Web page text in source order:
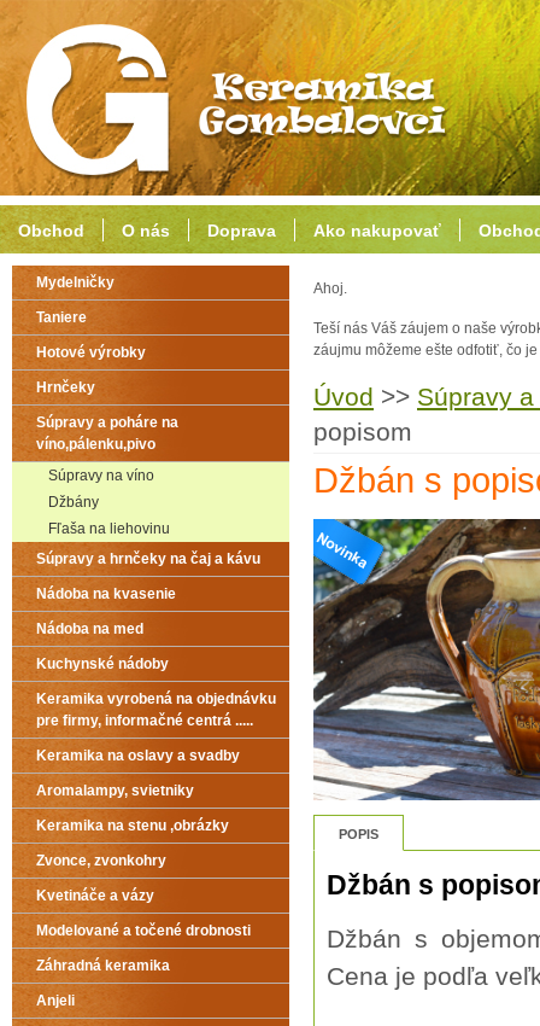
Ahoj.
Teší nás Váš záujem o naše
záujmu môžeme ešte odfotiť, čo
Úvod >> Súpravy
popisom
Džbán s
POPIS
Džbán s
Džbán s
Cena je podľa
Mydelničky
Taniere
Hotové výrobky
Hrnčeky
Súpravy a poháre na
víno,pálenku,pivo
Súpravy na víno
Džbány
Fľaša na liehovinu
Súpravy a hrnčeky na čaj a kávu
Nádoba na kvasenie
Nádoba na med
Kuchynské nádoby
Keramika vyrobená na objednávku
pre firmy, informačné centrá .....
Keramika na oslavy a svadby
Aromalampy, svietniky
Keramika na stenu ,obrázky
Zvonce, zvonkohry
Kvetináče a vázy
Modelované a točené drobnosti
Záhradná keramika
Anjeli
Obchod O nás Doprava Ako nakupovať